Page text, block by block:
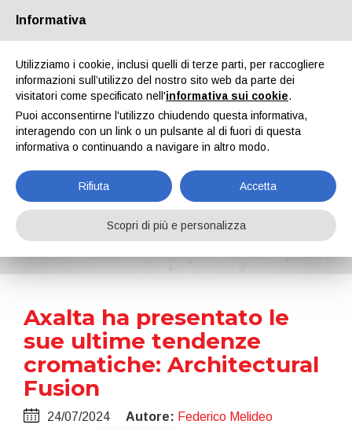
Chi siamo Partners Contatti Area riservata
News
Home Notizie Axalta ha presentato le sue ultime tendenze cromatiche: Architectural Fusion
Axalta ha presentato le
sue ultime tendenze
cromatiche: Architectural
Fusion
24/07/2024 Autore: Federico Melideo
Informativa
Utilizziamo i cookie, inclusi quelli di terze parti, per raccogliere
informazioni sull’utilizzo del nostro sito web da parte dei
visitatori come specificato nell'informativa sui cookie.
Puoi acconsentirne l'utilizzo chiudendo questa informativa,
interagendo con un link o un pulsante al di fuori di questa
informativa o continuando a navigare in altro modo.
Rifiuta Accetta
Scopri di più e personalizza